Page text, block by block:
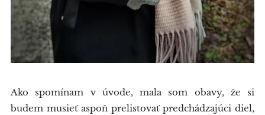
Ako spomínam v úvode, mala som obavy, že si
budem musieť aspoň prelistovať predchádzajúci diel,